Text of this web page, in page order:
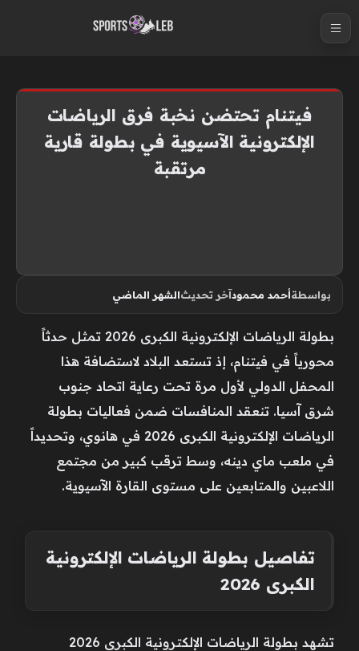
فيتنام تحتضن نخبة فرق الرياضات
الإلكترونية الآسيوية في بطولة قارية
مرتقبة
بواسطةأحمد محمودآخر تحديثالشهر الماضي
بطولة الرياضات الإلكترونية الكبرى 2026 تمثل حدثاً
محورياً في فيتنام، إذ تستعد البلاد لاستضافة هذا
المحفل الدولي لأول مرة تحت رعاية اتحاد جنوب
شرق آسيا. تنعقد المنافسات ضمن فعاليات بطولة
الرياضات الإلكترونية الكبرى 2026 في هانوي، وتحديداً
في ملعب ماي دينه، وسط ترقب كبير من مجتمع
اللاعبين والمتابعين على مستوى القارة الآسيوية.
تفاصيل بطولة الرياضات الإلكترونية
الكبرى 2026
تشهد بطولة الرياضات الإلكترونية الكبرى 2026